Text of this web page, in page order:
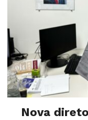
Nova